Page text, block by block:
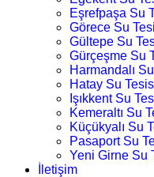
Eşrefpaşa Su
Görece Su
Gültepe Su
Gürçeşme Su
Harmandalı
Hatay Su
Işıkkent Su
Kemeraltı Su
Küçükyalı Su
Pasaport Su
Yeni Girne Su
İletişim